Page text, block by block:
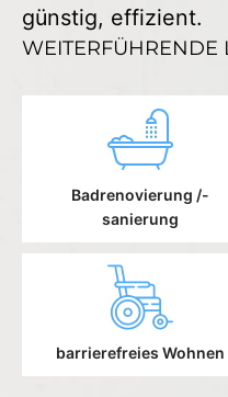
günstig, effizient.
WEITERFÜHRENDE
Badrenovierung /-
sanierung
barrierefreies Wohnen